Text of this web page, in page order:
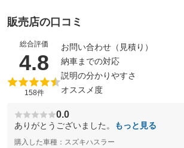
販売店の口コミ
総合評価
4.8 （5点満点中）
158件
お問い合わせ（見積り）
納車までの対応
説明の分かりやすさ
オススメ度
0.0
ありがとうございました。 もっと見る
購入した車種：スズキハスラー